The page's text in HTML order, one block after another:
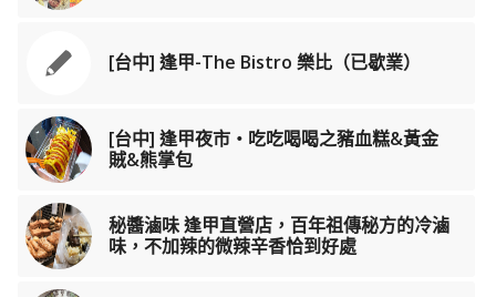
[台中] 逢甲-The Bistro 樂比（已歇業）
[台中] 逢甲夜市‧吃吃喝喝之豬血糕&黃金
賊&熊掌包
秘醬滷味 逢甲直營店，百年祖傳秘方的冷滷
味，不加辣的微辣辛香恰到好處